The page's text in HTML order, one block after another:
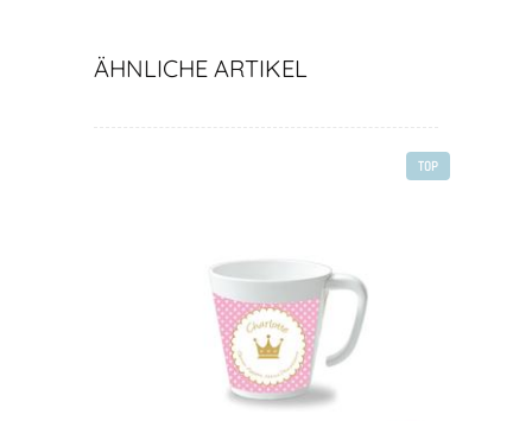
ÄHNLICHE ARTIKEL
TOP